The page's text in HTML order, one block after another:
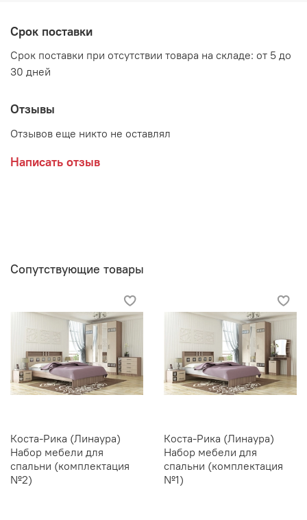
Материал:
ЛДСП, кромка ПВХ,
ящики на роликовых направляющих
Декоративной стекло с рисунком выполнено по
Срок поставки
Срок поставки при отсутствии товара на складе: от 5 до
30 дней
Отзывы
Отзывов еще никто не оставлял
Написать отзыв
Сопутствующие товары
Коста-Рика (Линаура)
Набор мебели для
спальни (комплектация
№2)
Коста-Рика (Линаура)
Набор мебели для
спальни (комплектация
№1)